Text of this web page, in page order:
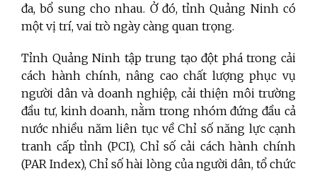
đa, bổ sung cho nhau. Ở đó, tỉnh Quảng Ninh có
một vị trí, vai trò ngày càng quan trọng.
Tỉnh Quảng Ninh tập trung tạo đột phá trong cải
cách hành chính, nâng cao chất lượng phục vụ
người dân và doanh nghiệp, cải thiện môi trường
đầu tư, kinh doanh, nằm trong nhóm đứng đầu cả
nước nhiều năm liên tục về Chỉ số năng lực cạnh
tranh cấp tỉnh (PCI), Chỉ số cải cách hành chính
(PAR Index), Chỉ số hài lòng của người dân, tổ chức